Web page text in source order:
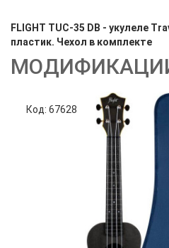
FLIGHT TUC-35 DB - укулеле
пластик. Чехол в комплекте
Код: 67628